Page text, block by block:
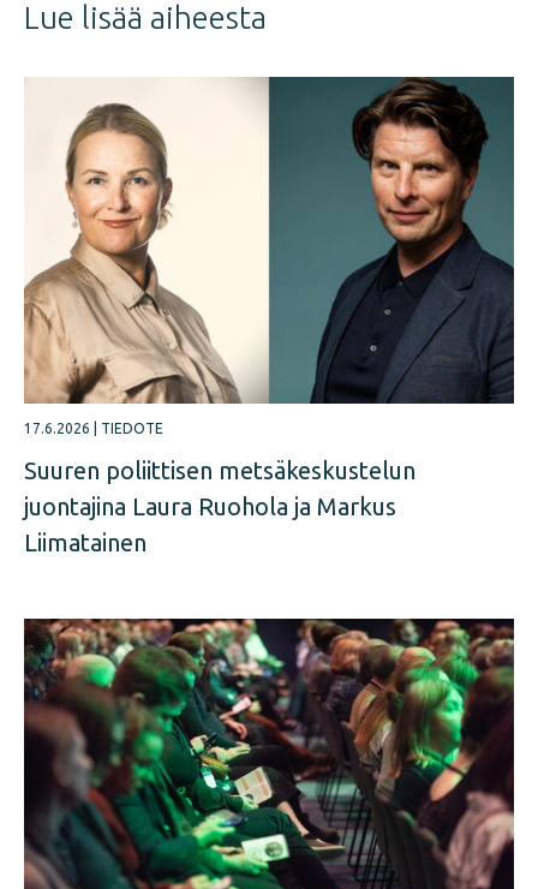
Lue lisää aiheesta
17.6.2026 TIEDOTE
Suuren poliittisen metsäkeskustelun
juontajina Laura Ruohola ja Markus
Liimatainen